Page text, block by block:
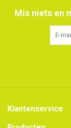
Mis niets en
Klantenservice